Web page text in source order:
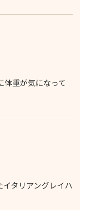
体重が気になって
タリアングレイハ